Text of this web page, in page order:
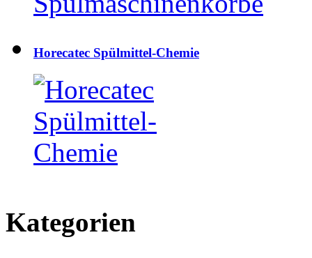
Horecatec Spülmittel-Chemie
Kategorien